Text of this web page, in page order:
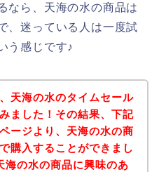
なら、天海の水の商品は
、迷っている人は一度試
う感じです♪
天海の水のタイムセール
ました！その結果、下記
ージより、天海の水の商
購入することができまし
海の水の商品に興味のあ